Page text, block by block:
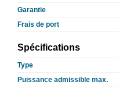
Garantie
Frais de port
Spécifications
Type
Puissance admissible max.